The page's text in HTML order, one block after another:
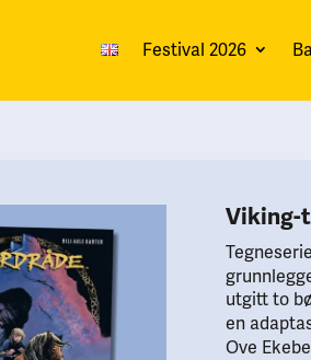
Festival 2026
Viking-
utgitt to
en
Ove